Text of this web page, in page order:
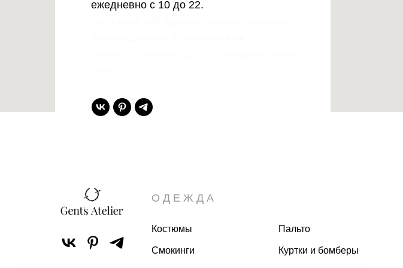
ежедневно с 10 до 22.
ОДЕЖДА
Костюмы
Смокинги
Пальто
Куртки и бомберы